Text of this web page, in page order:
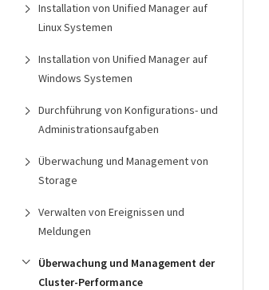
Installation von Unified Manager auf
Linux Systemen
Installation von Unified Manager auf
Windows Systemen
Durchführung von Konfigurations- und
Administrationsaufgaben
Überwachung und Management von
Storage
Verwalten von Ereignissen und
Meldungen
Überwachung und Management der
Cluster-Performance